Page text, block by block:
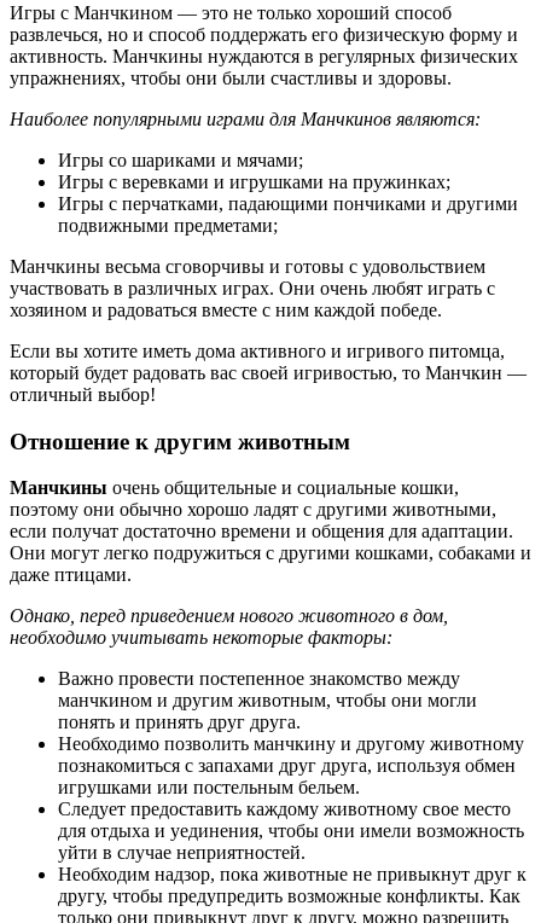
Игры с Манчкином — это не только хороший способ
развлечься, но и способ поддержать его физическую форму и
активность. Манчкины нуждаются в регулярных физических
упражнениях, чтобы они были счастливы и здоровы.
Наиболее популярными играми для Манчкинов являются:
Игры со шариками и мячами;
Игры с веревками и игрушками на пружинках;
Игры с перчатками, падающими пончиками и другими
подвижными предметами;
Манчкины весьма сговорчивы и готовы с удовольствием
участвовать в различных играх. Они очень любят играть с
хозяином и радоваться вместе с ним каждой победе.
Если вы хотите иметь дома активного и игривого питомца,
который будет радовать вас своей игривостью, то Манчкин —
отличный выбор!
Отношение к другим животным
Манчкины очень общительные и социальные кошки,
поэтому они обычно хорошо ладят с другими животными,
если получат достаточно времени и общения для адаптации.
Они могут легко подружиться с другими кошками, собаками и
даже птицами.
Однако, перед приведением нового животного в дом,
необходимо учитывать некоторые факторы:
Важно провести постепенное знакомство между
манчкином и другим животным, чтобы они могли
понять и принять друг друга.
Необходимо позволить манчкину и другому животному
познакомиться с запахами друг друга, используя обмен
игрушками или постельным бельем.
Следует предоставить каждому животному свое место
для отдыха и уединения, чтобы они имели возможность
уйти в случае неприятностей.
Необходим надзор, пока животные не привыкнут друг к
другу, чтобы предупредить возможные конфликты. Как
только они привыкнут друг к другу, можно разрешить